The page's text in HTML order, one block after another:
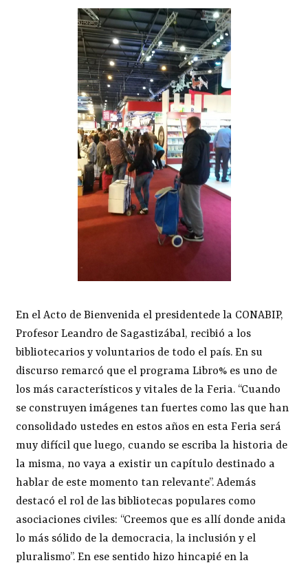
En el Acto de Bienvenida el presidentede la CONABIP,
Profesor Leandro de Sagastizábal, recibió a los
bibliotecarios y voluntarios de todo el país. En su
discurso remarcó que el programa Libro% es uno de
los más característicos y vitales de la Feria. “Cuando
se construyen imágenes tan fuertes como las que han
consolidado ustedes en estos años en esta Feria será
muy difícil que luego, cuando se escriba la historia de
la misma, no vaya a existir un capítulo destinado a
hablar de este momento tan relevante”. Además
destacó el rol de las bibliotecas populares como
asociaciones civiles: “Creemos que es allí donde anida
lo más sólido de la democracia, la inclusión y el
pluralismo”. En ese sentido hizo hincapié en la